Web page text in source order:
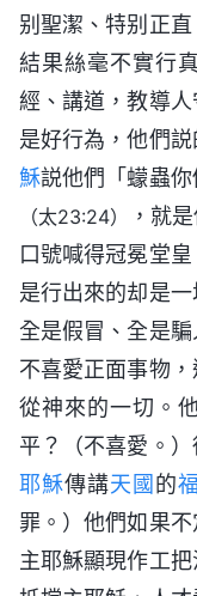
别聖潔、特别正
結果絲毫不實行
經、講道，教導
是好行為，他們
穌説他們「蠓蟲你
（太23:24）
，就
口號喊得冠冕堂
是行出來的却是
全是假冒、全是
不喜愛正面事物
從神來的一切。
平？（不喜愛。
耶穌傳講天國的
罪。）他們如果
主耶穌顯現作工